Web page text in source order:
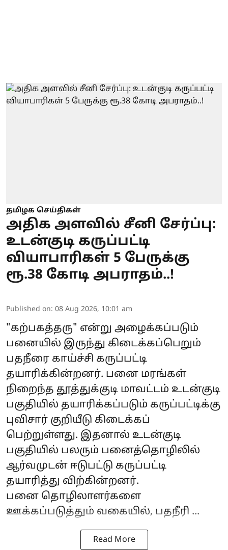
தமிழக செய்திகள்
அதிக அளவில் சீனி சேர்ப்பு:
உடன்குடி கருப்பட்டி
வியாபாரிகள் 5 பேருக்கு
ரூ.38 கோடி அபராதம்..!
Published on: 08 Aug 2026, 10:01 am
"கற்பகத்தரு" என்று அழைக்கப்படும்
பனையில் இருந்து கிடைக்கப்பெறும்
பதநீரை காய்ச்சி கருப்பட்டி
தயாரிக்கின்றனர். பனை மரங்கள்
நிறைந்த தூத்துக்குடி மாவட்டம் உடன்குடி
பகுதியில் தயாரிக்கப்படும் கருப்பட்டிக்கு
புவிசார் குறியீடு கிடைக்கப்
பெற்றுள்ளது. இதனால் உடன்குடி
பகுதியில் பலரும் பனைத்தொழிலில்
ஆர்வமுடன் ஈடுபட்டு கருப்பட்டி
தயாரித்து விற்கின்றனர்.
பனை தொழிலாளர்களை
ஊக்கப்படுத்தும் வகையில், பதநீரி ...
Read More